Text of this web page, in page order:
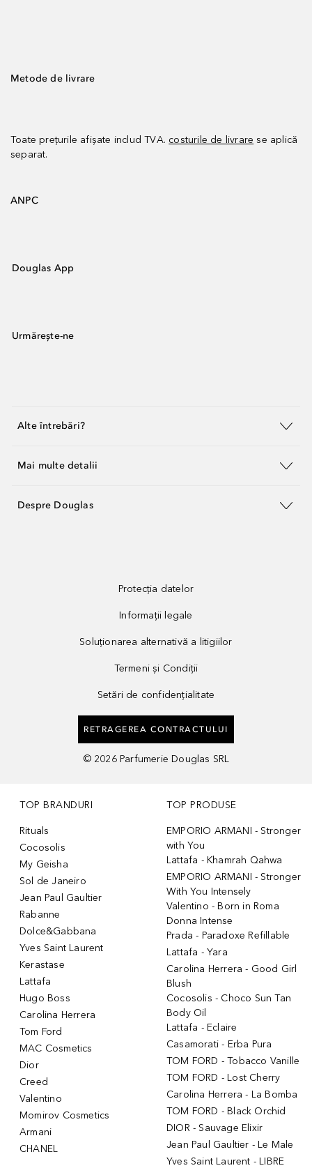
Metode de livrare
Toate prețurile afișate includ TVA. costurile de livrare se aplică
separat.
ANPC
Douglas App
Urmărește-ne
Alte întrebări?
Mai multe detalii
Despre Douglas
Protecția datelor
Informații legale
Soluționarea alternativă a litigiilor
Termeni și Condiții
Setări de confidențialitate
RETRAGEREA CONTRACTULUI
© 2026 Parfumerie Douglas SRL
TOP BRANDURI
Rituals
Cocosolis
My Geisha
Sol de Janeiro
Jean Paul Gaultier
Rabanne
Dolce&Gabbana
Yves Saint Laurent
Kerastase
Lattafa
Hugo Boss
Carolina Herrera
Tom Ford
MAC Cosmetics
Dior
Creed
Valentino
Momirov Cosmetics
Armani
CHANEL
TOP PRODUSE
EMPORIO ARMANI - Stronger
with You
Lattafa - Khamrah Qahwa
EMPORIO ARMANI - Stronger
With You Intensely
Valentino - Born in Roma
Donna Intense
Prada - Paradoxe Refillable
Lattafa - Yara
Carolina Herrera - Good Girl
Blush
Cocosolis - Choco Sun Tan
Body Oil
Lattafa - Eclaire
Casamorati - Erba Pura
TOM FORD - Tobacco Vanille
TOM FORD - Lost Cherry
Carolina Herrera - La Bomba
TOM FORD - Black Orchid
DIOR - Sauvage Elixir
Jean Paul Gaultier - Le Male
Yves Saint Laurent - LIBRE